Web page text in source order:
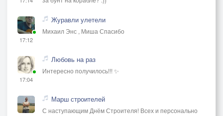
17:12
Журавли улетели
Михаил Энс , Миша Спасибо
17:04
Любовь на раз
Интересно получилось!!! ✨
Марш строителей
С наступающим Днём Строителя! Всех и персонально